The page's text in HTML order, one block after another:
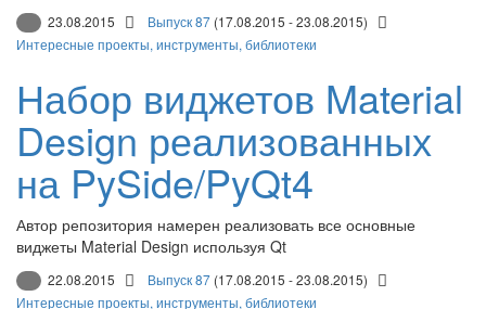
23.08.2015 Выпуск 87 (17.08.2015 - 23.08.2015)
Интересные проекты, инструменты, библиотеки
Набор виджетов Material
Design реализованных
на PySide/PyQt4
Автор репозитория намерен реализовать все основные
виджеты Material Design используя Qt
22.08.2015 Выпуск 87 (17.08.2015 - 23.08.2015)
Интересные проекты, инструменты, библиотеки